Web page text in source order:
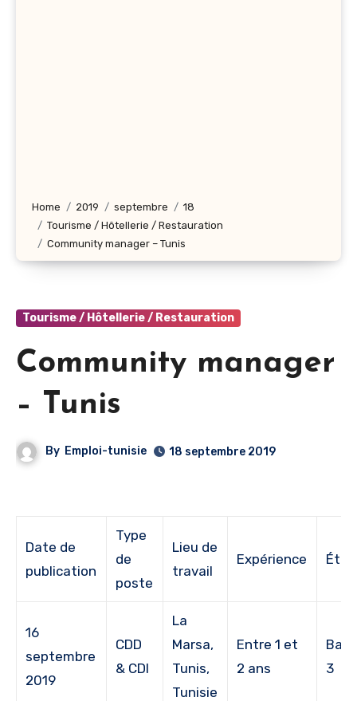
Home 2019 septembre
18
Tourisme / Hôtellerie / Restauration
Community manager – Tunis
Tourisme / Hôtellerie / Restauration
Community manager
– Tunis
By Emploi-tunisie 18 septembre 2019
Date de
publication
Type
de
poste
Lieu de
travail
Expérience
16
septembre
2019
CDD
& CDI
La
Marsa,
Tunis,
Tunisie
Entre 1 et
2 ans
Bac
3